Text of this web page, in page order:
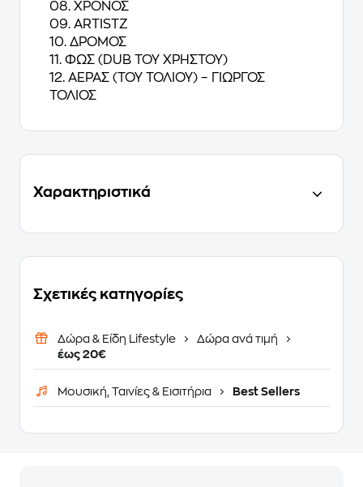
08. ΧΡΟΝΟΣ
09. ARTISTZ
10. ΔΡΟΜΟΣ
11. ΦΩΣ (DUB ΤΟΥ ΧΡΗΣΤΟΥ)
12. ΑΕΡΑΣ (ΤΟΥ ΤΟΛΙΟΥ) – ΓΙΩΡΓΟΣ
ΤΟΛΙΟΣ
Χαρακτηριστικά
Σχετικές κατηγορίες
Δώρα & Είδη Lifestyle
Δώρα ανά τιμή
έως 20€
Μουσική, Ταινίες & Εισιτήρια Best Sellers